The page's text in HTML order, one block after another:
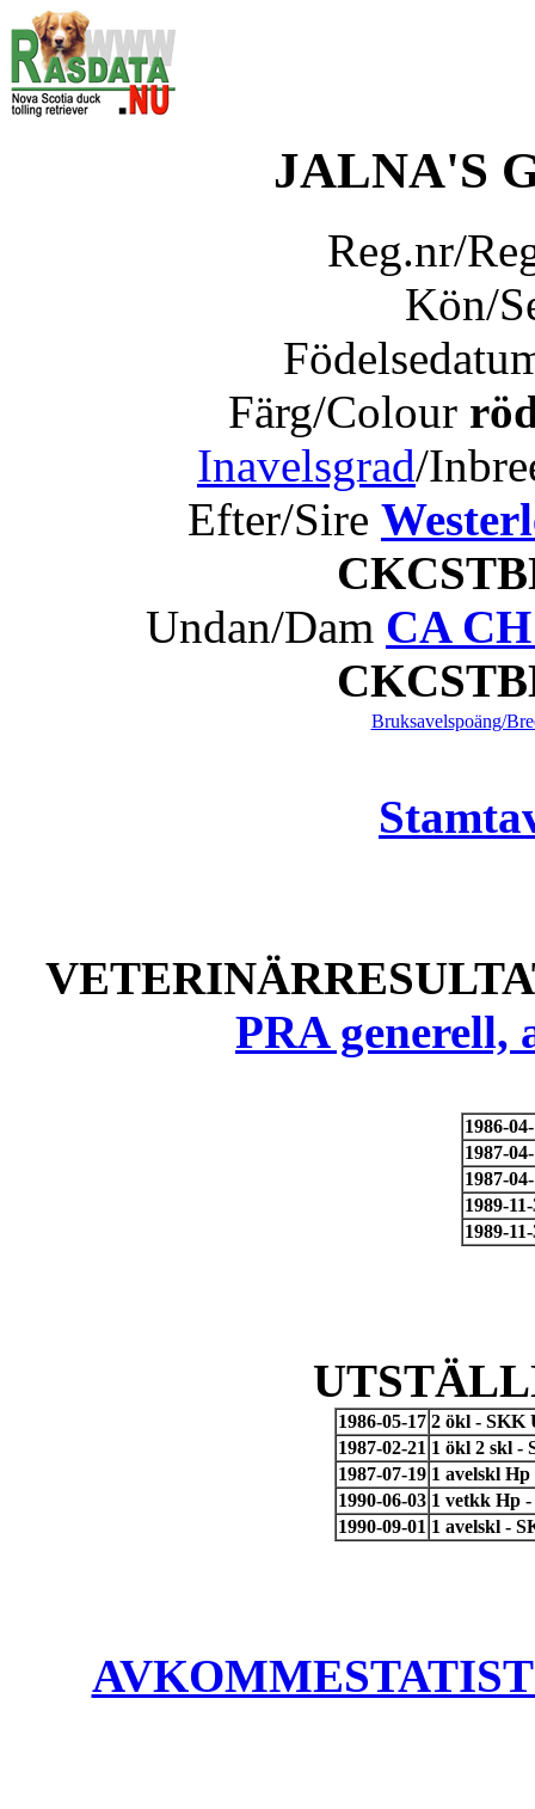
JALNA'S
Reg.nr/
Kön/
Färg/Colour
Inavelsgrad/
Efter/Sire
Undan/Dam CA
Bruksavelspoäng/
PRA generell,
1986-
1987-
1987-
1989-
1989-
1986-05-17 2 ökl - SKK
1987-02-21 1 ökl 2 skl -
1987-07-19 1 avelskl
1990-06-03 1 vetkk Hp
1990-09-01 1 avelskl -